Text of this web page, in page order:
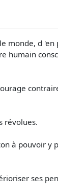
monde, d 'en
humain
révolues.
à pouvoir y
ses